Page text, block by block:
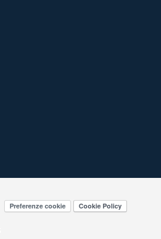
Preferenze cookie